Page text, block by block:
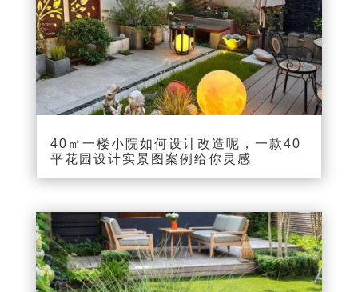
40㎡一楼小院如何设计改造呢，一款40
平花园设计实景图案例给你灵感